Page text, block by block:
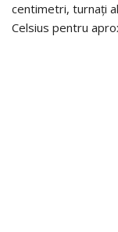
centimetri, turnați
Celsius pentru